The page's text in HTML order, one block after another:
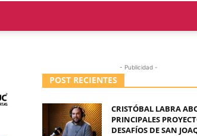
- Publicidad -
POST RECIENTES
CRISTÓBAL LABRA
PRINCIPALES
DESAFÍOS DE SAN